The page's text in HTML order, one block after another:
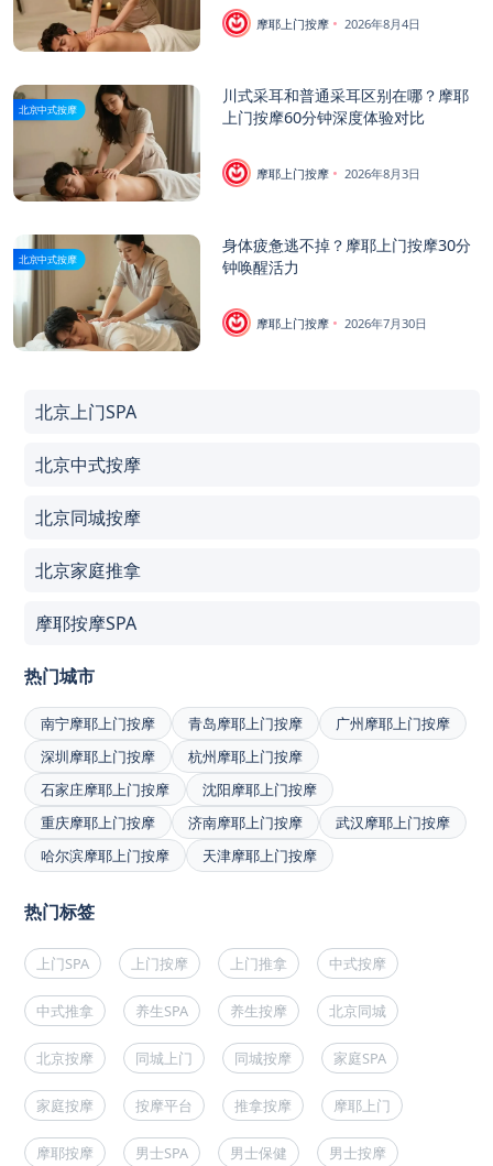
摩耶上门按摩 2026年8月4日
北京中式按摩
川式采耳和普通采耳区别在哪？摩耶
上门按摩60分钟深度体验对比
摩耶上门按摩 2026年8月3日
北京中式按摩
身体疲惫逃不掉？摩耶上门按摩30分
钟唤醒活力
摩耶上门按摩 2026年7月30日
北京上门SPA
北京中式按摩
北京同城按摩
北京家庭推拿
摩耶按摩SPA
热门城市
南宁摩耶上门按摩 青岛摩耶上门按摩
广州摩耶上门按摩
深圳摩耶上门按摩
杭州摩耶上门按摩
石家庄摩耶上门按摩
沈阳摩耶上门按摩
重庆摩耶上门按摩
济南摩耶上门按摩
武汉摩耶上门按摩
哈尔滨摩耶上门按摩
天津摩耶上门按摩
热门标签
上门SPA 上门按摩 上门推拿 中式按摩
中式推拿 养生SPA 养生按摩 北京同城
北京按摩 同城上门 同城按摩 家庭SPA
家庭按摩 按摩平台 推拿按摩 摩耶上门
摩耶按摩 男士SPA 男士保健 男士按摩